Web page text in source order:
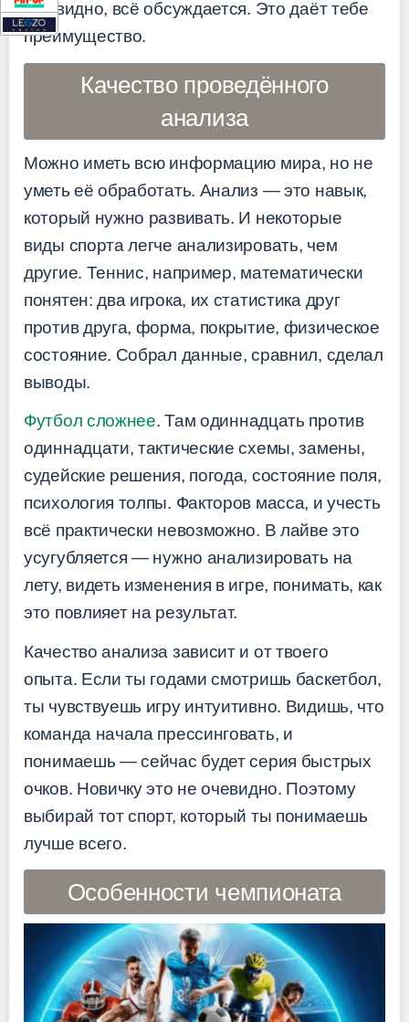
всё видно, всё обсуждается. Это даёт тебе
преимущество.
Качество проведённого
анализа
Можно иметь всю информацию мира, но не
уметь её обработать. Анализ — это навык,
который нужно развивать. И некоторые
виды спорта легче анализировать, чем
другие. Теннис, например, математически
понятен: два игрока, их статистика друг
против друга, форма, покрытие, физическое
состояние. Собрал данные, сравнил, сделал
выводы.
Футбол сложнее. Там одиннадцать против
одиннадцати, тактические схемы, замены,
судейские решения, погода, состояние поля,
психология толпы. Факторов масса, и учесть
всё практически невозможно. В лайве это
усугубляется — нужно анализировать на
лету, видеть изменения в игре, понимать, как
это повлияет на результат.
Качество анализа зависит и от твоего
опыта. Если ты годами смотришь баскетбол,
ты чувствуешь игру интуитивно. Видишь, что
команда начала прессинговать, и
понимаешь — сейчас будет серия быстрых
очков. Новичку это не очевидно. Поэтому
выбирай тот спорт, который ты понимаешь
лучше всего.
Особенности чемпионата